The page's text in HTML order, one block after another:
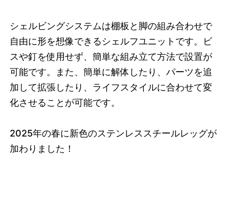
シェルビングシステムは棚板と脚の組み合わせで
自由に形を想像できるシェルフユニットです。ビ
スや釘を使用せず、簡単な組み立て方法で設置が
可能です。また、簡単に解体したり、パーツを追
加して拡張したり、ライフスタイルに合わせて変
化させることが可能です。
2025年の春に新色のステンレススチールレッグが
加わりました！